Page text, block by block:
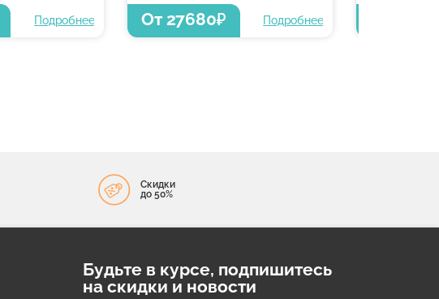
Подробнее От 27680₽ Подробнее
Скидки
до 50%
Будьте в курсе, подпишитесь
на скидки и новости